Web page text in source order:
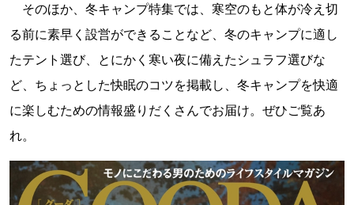
そのほか、冬キャンプ特集では、寒空のもと体が冷え切
る前に素早く設営ができることなど、冬のキャンプに適し
たテント選び、とにかく寒い夜に備えたシュラフ選びな
ど、ちょっとした快眠のコツを掲載し、冬キャンプを快適
に楽しむための情報盛りだくさんでお届け。ぜひご覧あ
れ。